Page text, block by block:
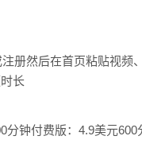
册然后在首页粘贴视频
长
钟付费版：4.9美元